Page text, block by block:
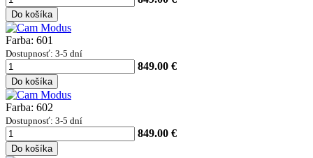
Do košíka
Farba: 601
Dostupnosť: 3-5 dní
849.00 €
Do košíka
Farba: 602
Dostupnosť: 3-5 dní
849.00 €
Do košíka